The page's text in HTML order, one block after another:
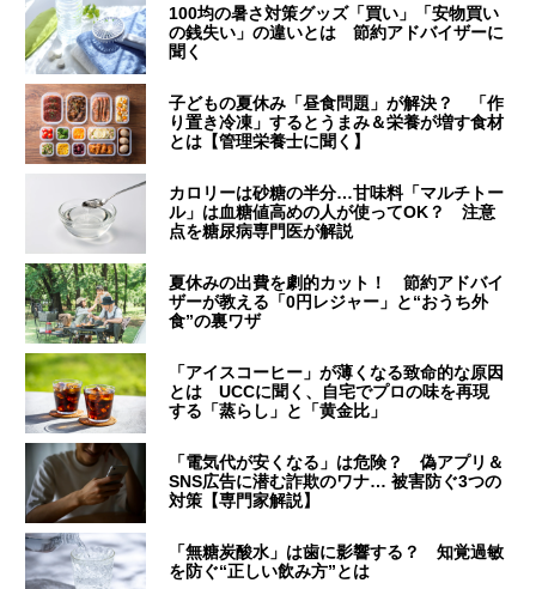
100均の暑さ対策グッズ「買い」「安物買い
の銭失い」の違いとは 節約アドバイザーに
聞く
子どもの夏休み「昼食問題」が解決？ 「作
り置き冷凍」するとうまみ＆栄養が増す食材
とは【管理栄養士に聞く】
カロリーは砂糖の半分…甘味料「マルチトー
ル」は血糖値高めの人が使ってOK？ 注意
点を糖尿病専門医が解説
夏休みの出費を劇的カット！ 節約アドバイ
ザーが教える「0円レジャー」と“おうち外
食”の裏ワザ
「アイスコーヒー」が薄くなる致命的な原因
とは UCCに聞く、自宅でプロの味を再現
する「蒸らし」と「黄金比」
「電気代が安くなる」は危険？ 偽アプリ＆
SNS広告に潜む詐欺のワナ… 被害防ぐ3つの
対策【専門家解説】
「無糖炭酸水」は歯に影響する？ 知覚過敏
を防ぐ“正しい飲み方”とは